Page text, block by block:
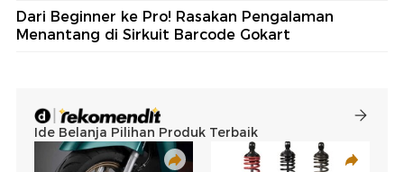
Dari Beginner ke Pro! Rasakan Pengalaman
Menantang di Sirkuit Barcode Gokart